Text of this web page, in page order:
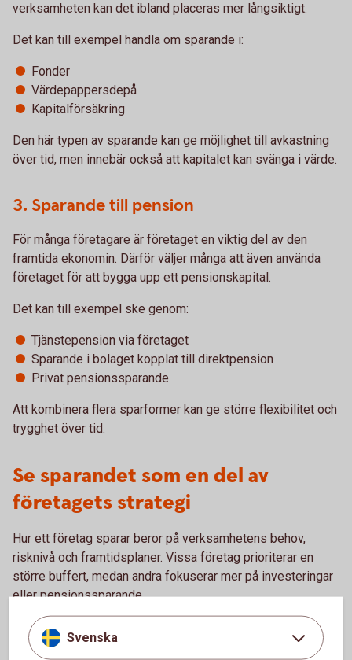
verksamheten kan det ibland placeras mer långsiktigt.
Det kan till exempel handla om sparande i:
Fonder
Värdepappersdepå
Kapitalförsäkring
Den här typen av sparande kan ge möjlighet till avkastning
över tid, men innebär också att kapitalet kan svänga i värde.
3. Sparande till pension
För många företagare är företaget en viktig del av den
framtida ekonomin. Därför väljer många att även använda
företaget för att bygga upp ett pensionskapital.
Det kan till exempel ske genom:
Tjänstepension via företaget
Sparande i bolaget kopplat till direktpension
Privat pensionssparande
Att kombinera flera sparformer kan ge större flexibilitet och
trygghet över tid.
Se sparandet som en del av
företagets strategi
Hur ett företag sparar beror på verksamhetens behov,
risknivå och framtidsplaner. Vissa företag prioriterar en
större buffert, medan andra fokuserar mer på investeringar
eller pensionssparande.
Genom att regelbundet se över företagets sparande kan du
skapa bättre förutsättningar både för verksamheten och för
Svenska